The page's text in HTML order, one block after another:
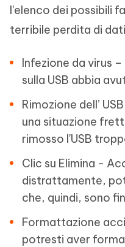
l'elenco dei possibili
terribile perdita di
Infezione da virus
sulla USB abbia
Rimozione dell’
una situazione
rimosso l'USB
Clic su Elimina -
distrattamente,
che, quindi, sono
Formattazione
potresti aver